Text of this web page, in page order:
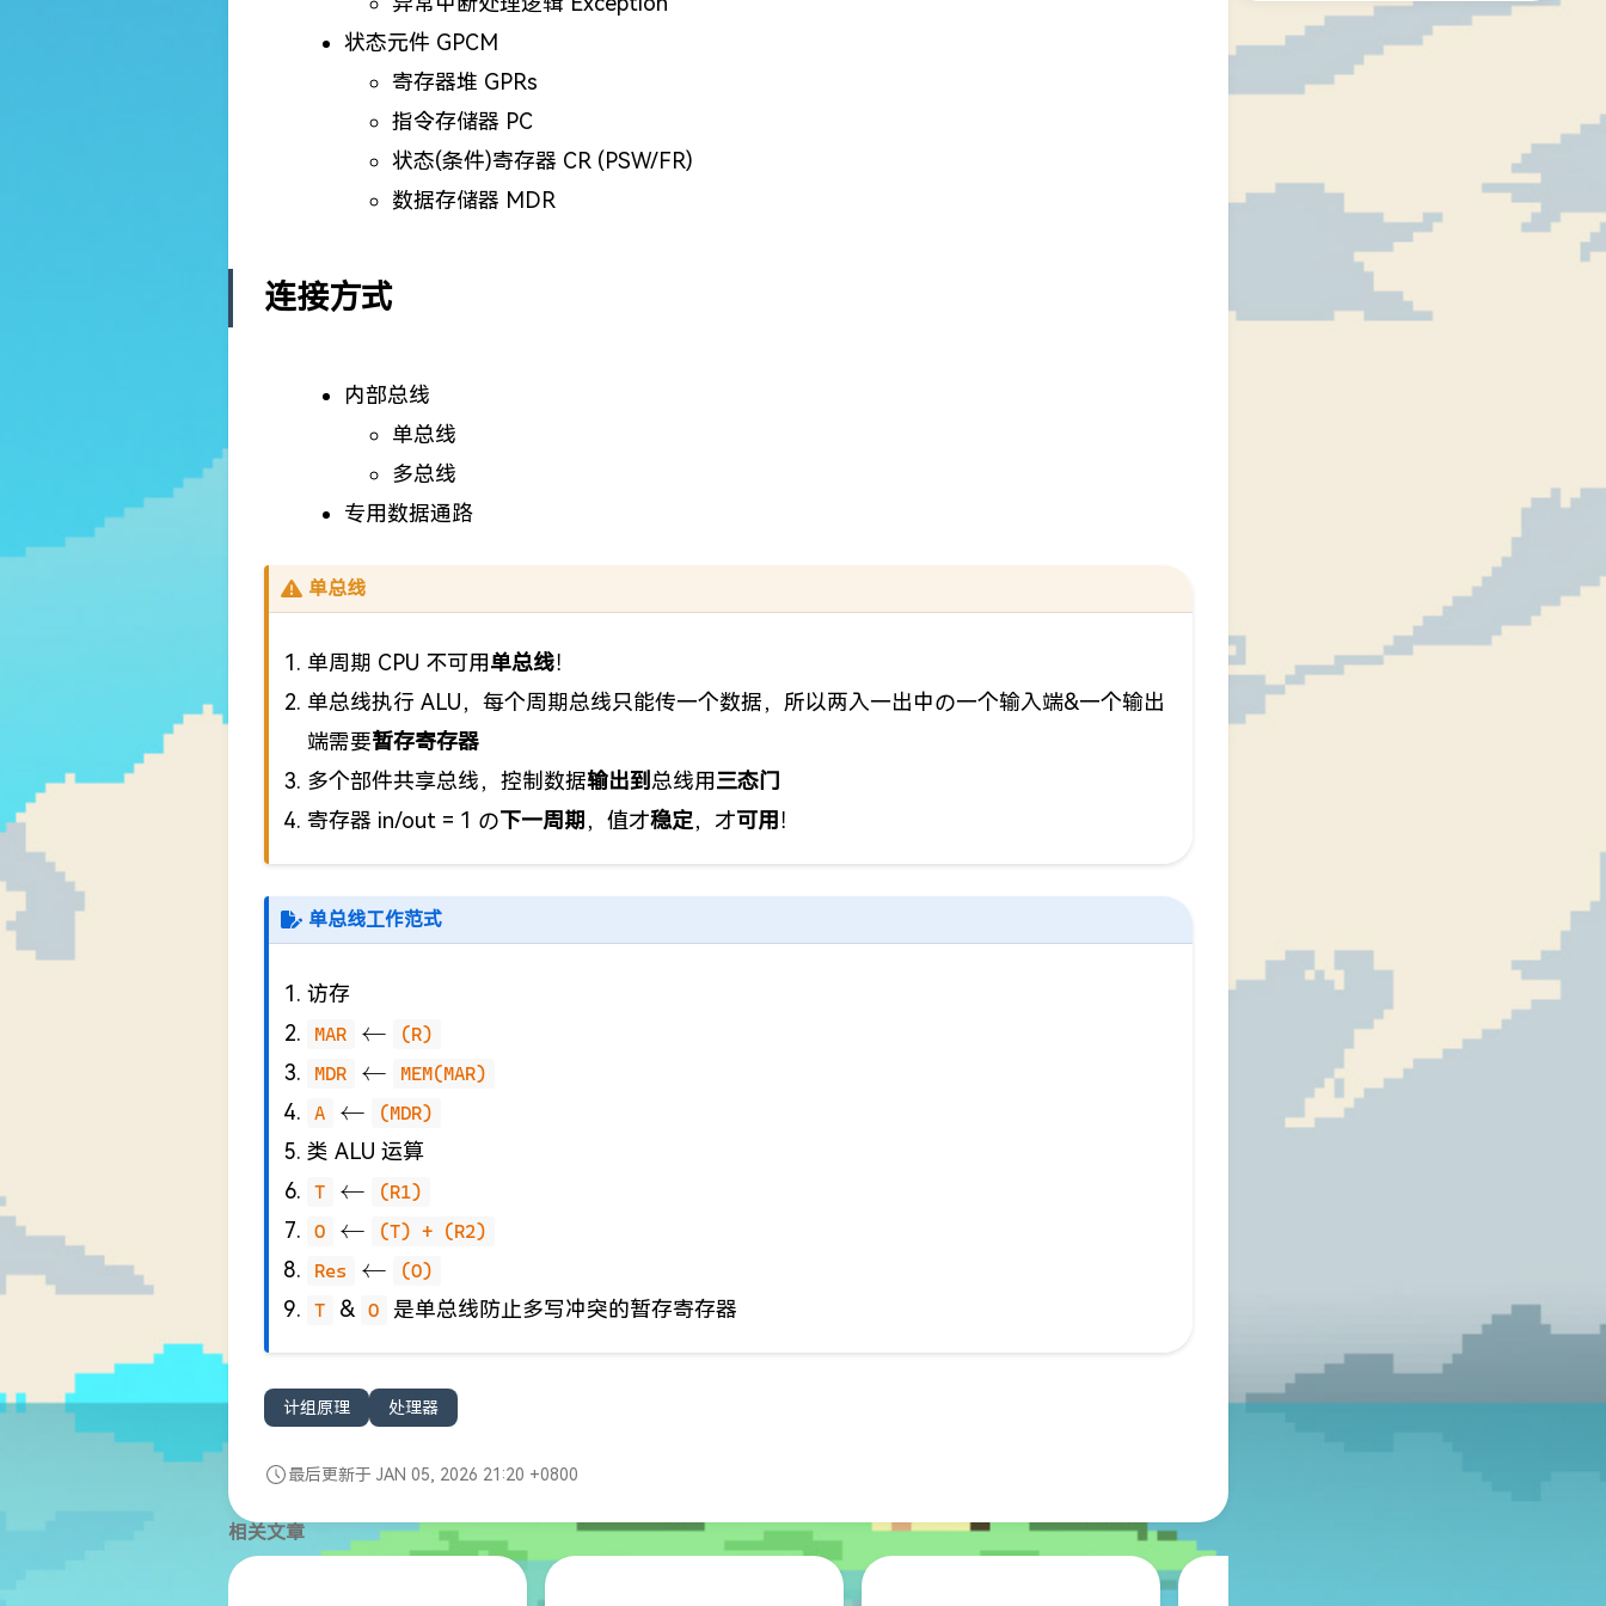
状态元件 GPCM
寄存器堆 GPRs
指令存储器 PC
状态(条件)寄存器 CR (PSW/FR)
数据存储器 MDR
连接方式
内部总线
单总线
多总线
专用数据通路
单总线
单周期 CPU 不可用单总线！
单总线执行 ALU，每个周期总线只能传一个数据，所以两入一出中の一个输入端&一个输出
端需要暂存寄存器
多个部件共享总线，控制数据输出到总线用三态门
寄存器 in/out = 1 の下一周期 ，值才稳定，才可用 ！
单总线工作范式
访存
MAR \leftarrow
←
(R)
MDR
\leftarrow
←
MEM(MAR)
A
\leftarrow
← (MDR)
类 ALU 运算
T \leftarrow
←
(R1)
O
\leftarrow
←
(T) + (R2)
Res
\leftarrow
←
(O)
T
& O 是单总线防止多写冲突的暂存寄存器
计组原理 处理器
最后更新于 JAN 05, 2026 21:20 +0800
相关文章